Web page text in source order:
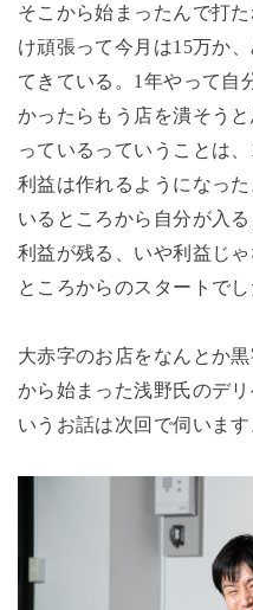
そこから始まったんで打
け頑張って今月は15万か
てきている。 1年やって自
かったらもう店を潰そう
っているっていうことは、
利益は作れるようになっ
いるところから自分が入る
利益が残る、いや利益じ
ところからのスタートでし
大赤字のお店をなんとか
から始まった浅野氏のデ
いうお話は次回で伺います